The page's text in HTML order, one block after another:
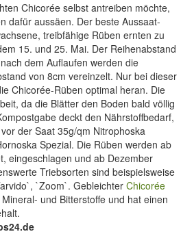
Chicorée selbst antreiben möchte,
dafür aussäen. Der beste Aussaat-
treibfähige Rüben ernten zu
15. und 25. Mai. Der Reihenabstand
dem Auflaufen werden die
von 8cm vereinzelt. Nur bei dieser
Chicorée-Rüben optimal heran. Die
da die Blätter den Boden bald völlig
deckt den Nährstoffbedarf,
der Saat 35g/qm Nitrophoska
Spezial. Die Rüben werden ab
eingeschlagen und ab Dezember
Triebsorten sind beispielsweise
`Zoom`. Gebleichter Chicorée
und Bitterstoffe und hat einen